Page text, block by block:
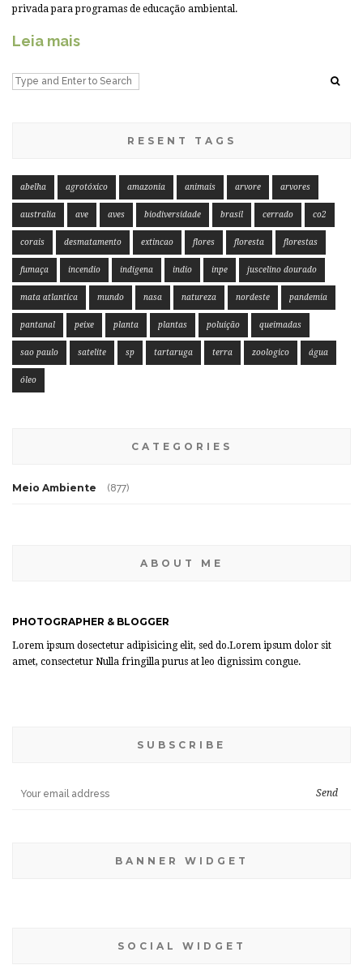
privada para programas de educação ambiental.
Leia mais
RESENT TAGS
abelha agrotóxico amazonia animais arvore arvores
australia ave aves biodiversidade brasil cerrado co2
corais desmatamento extincao flores floresta florestas
fumaça incendio indigena indio inpe juscelino dourado
mata atlantica mundo nasa natureza nordeste pandemia
pantanal peixe planta plantas poluição queimadas
sao paulo satelite sp tartaruga terra zoologico água
óleo
CATEGORIES
Meio Ambiente (877)
ABOUT ME
PHOTOGRAPHER & BLOGGER
Lorem ipsum dosectetur adipisicing elit, sed do.Lorem ipsum dolor sit
amet, consectetur Nulla fringilla purus at leo dignissim congue.
SUBSCRIBE
BANNER WIDGET
SOCIAL WIDGET